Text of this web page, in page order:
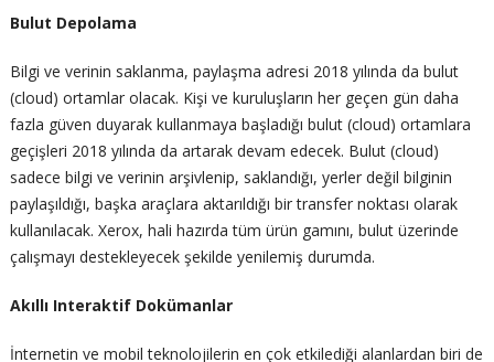
Bulut Depolama
Bilgi ve verinin saklanma, paylaşma adresi 2018 yılında da bulut
(cloud) ortamlar olacak. Kişi ve kuruluşların her geçen gün daha
fazla güven duyarak kullanmaya başladığı bulut (cloud) ortamlara
geçişleri 2018 yılında da artarak devam edecek. Bulut (cloud)
sadece bilgi ve verinin arşivlenip, saklandığı, yerler değil bilginin
paylaşıldığı, başka araçlara aktarıldığı bir transfer noktası olarak
kullanılacak. Xerox, hali hazırda tüm ürün gamını, bulut üzerinde
çalışmayı destekleyecek şekilde yenilemiş durumda.
Akıllı Interaktif Dokümanlar
İnternetin ve mobil teknolojilerin en çok etkilediği alanlardan biri de